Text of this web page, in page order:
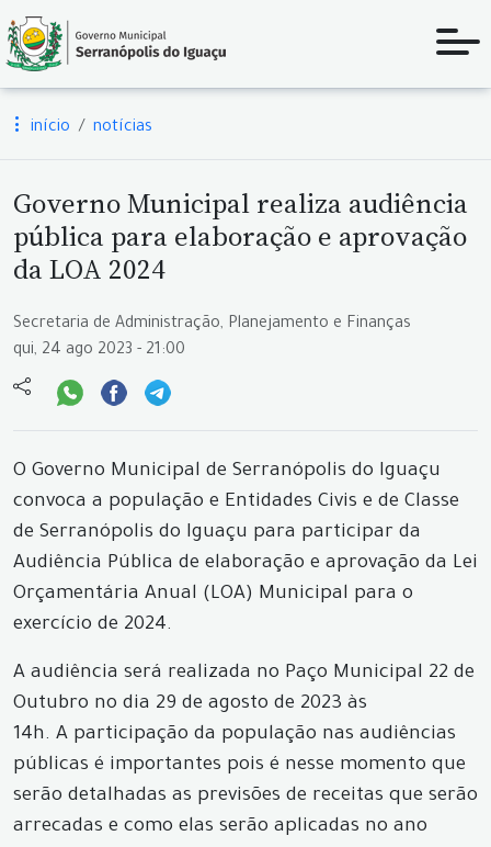
início notícias
Governo Municipal realiza audiência
pública para elaboração e aprovação
da LOA 2024
Secretaria de Administração, Planejamento e Finanças
qui, 24 ago 2023 - 21:00
O Governo Municipal de Serranópolis do Iguaçu
convoca a população e Entidades Civis e de Classe
de Serranópolis do Iguaçu para participar da
Audiência Pública de elaboração e aprovação da Lei
Orçamentária Anual (LOA) Municipal para o
exercício de 2024.
A audiência será realizada no Paço Municipal 22 de
Outubro no dia 29 de agosto de 2023 às
14h. A participação da população nas audiências
públicas é importantes pois é nesse momento que
serão detalhadas as previsões de receitas que serão
arrecadas e como elas serão aplicadas no ano